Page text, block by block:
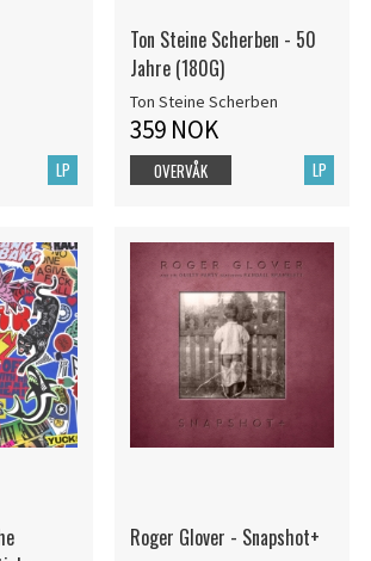
LP
Ton Steine Scherben - 50
Jahre (180G)
Ton Steine Scherben
359 NOK
LP
OVERVÅK
Roger Glover - Snapshot+